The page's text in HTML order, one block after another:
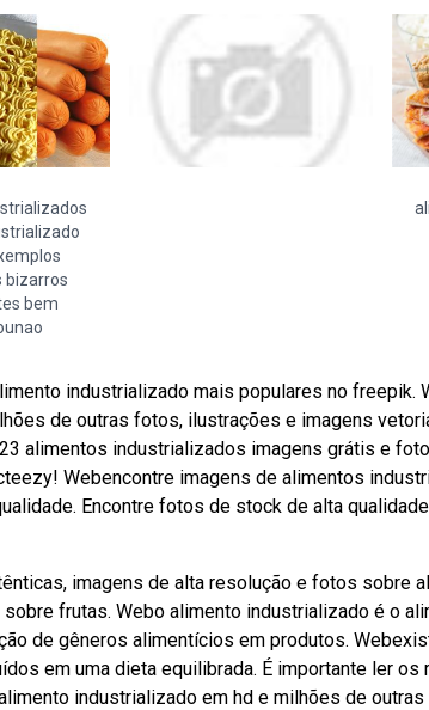
bizarros
bem
industrializado mais populares no freepik.
de outras fotos, ilustrações e imagens
alimentos industrializados imagens grátis e
Webencontre imagens de alimentos
Encontre fotos de stock de alta
imagens de alta resolução e fotos sobre
frutas. Webo alimento industrializado é o
de gêneros alimentícios em produtos.
em uma dieta equilibrada. É importante ler os
industrializado em hd e milhões de